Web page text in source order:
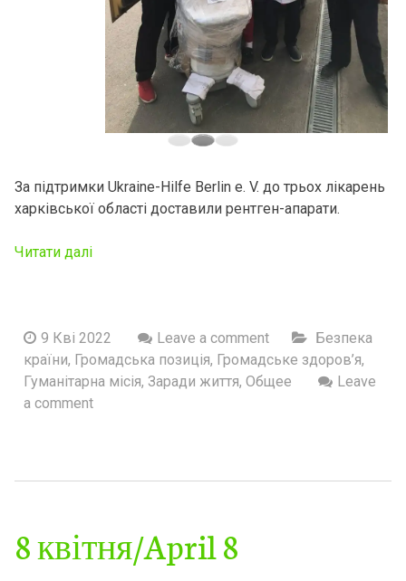
За підтримки Ukraine-Hilfe Berlin e. V. до трьох лікарень
харківської області доставили рентген-апарати.
Читати далі
9 Кві 2022 Leave a comment
Безпека
країни, Громадська позиція, Громадське здоров’я,
Гуманітарна місія, Заради життя, Общее
Leave
a comment
8 квітня/April 8